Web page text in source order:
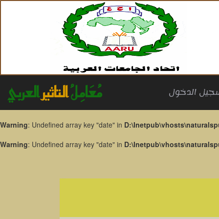
مُعَامِلُالتاثيرالعربي الدخول
Warning: Undefined array key "date" in
Warning: Undefined array key "date" in